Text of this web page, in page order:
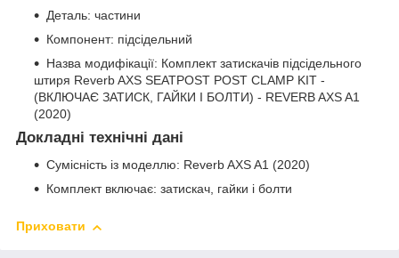
Деталь: частини
Компонент: підсідельний
Назва модифікації: Комплект затискачів підсідельного
штиря Reverb AXS SEATPOST POST CLAMP KIT -
(ВКЛЮЧАЄ ЗАТИСК, ГАЙКИ І БОЛТИ) - REVERB AXS A1
(2020)
Докладні технічні дані
Сумісність із моделлю: Reverb AXS A1 (2020)
Комплект включає: затискач, гайки і болти
Приховати